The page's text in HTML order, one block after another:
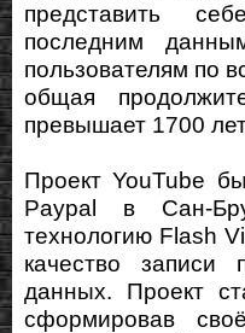
представить
последним
пользователям по
общая
превышает 1700
Проект YouTube
Paypal в Сан-
технологию Flash
качество
данных. Проект
сформировав